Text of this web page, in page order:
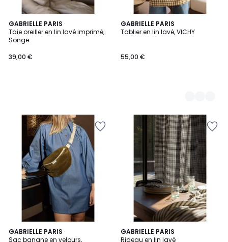
GABRIELLE PARIS
Taie oreiller en lin lavé imprimé,
Songe
39,00 €
GABRIELLE PARIS
Tablier en lin lavé, VICHY
55,00 €
3
Couleurs
GABRIELLE PARIS
Sac banane en velours,
2
GABRIELLE PARIS
Rideau en lin lavé
2